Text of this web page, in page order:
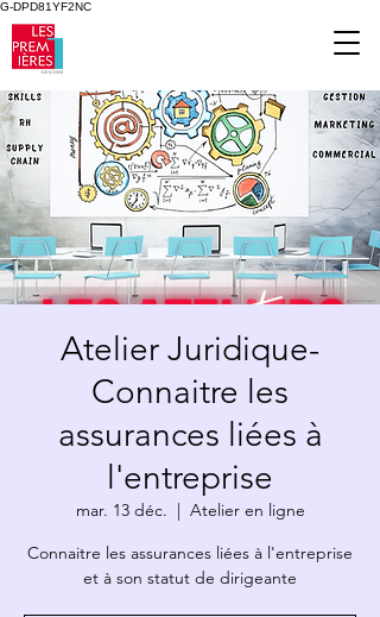
G-DPD81YF2NC
Atelier Juridique-
Connaitre les
assurances liées à
l'entreprise
mar. 13 déc.
  |
Atelier en ligne
Connaitre les assurances liées à l'entreprise
et à son statut de dirigeante